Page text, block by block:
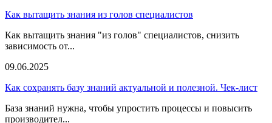
Как вытащить знания из голов специалистов
Как вытащить знания "из голов" специалистов, снизить
зависимость от...
09.06.2025
Как сохранять базу знаний актуальной и полезной. Чек-лист
База знаний нужна, чтобы упростить процессы и повысить
производител...